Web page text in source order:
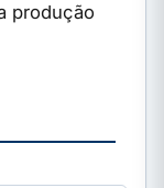
produção